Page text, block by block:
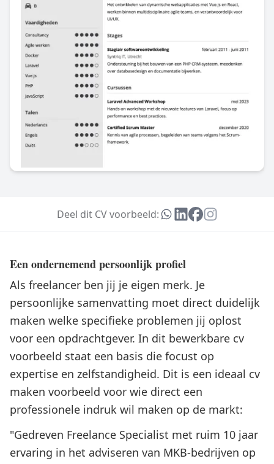
Deel dit CV voorbeeld:
Een ondernemend persoonlijk profiel
Als freelancer ben jij je eigen merk. Je
persoonlijke samenvatting moet direct duidelijk
maken welke specifieke problemen jij oplost
voor een opdrachtgever. In dit bewerkbare cv
voorbeeld staat een basis die focust op
expertise en zelfstandigheid. Dit is een ideaal cv
maken voorbeeld voor wie direct een
professionele indruk wil maken op de markt:
"Gedreven Freelance Specialist met ruim 10 jaar
ervaring in het adviseren van MKB-bedrijven op